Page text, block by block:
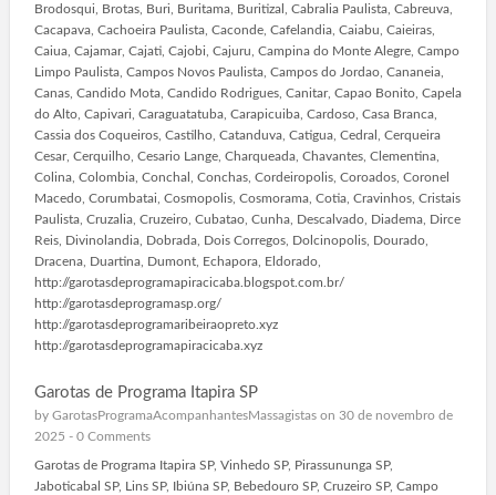
Brodosqui, Brotas, Buri, Buritama, Buritizal, Cabralia Paulista, Cabreuva,
Cacapava, Cachoeira Paulista, Caconde, Cafelandia, Caiabu, Caieiras,
Caiua, Cajamar, Cajati, Cajobi, Cajuru, Campina do Monte Alegre, Campo
Limpo Paulista, Campos Novos Paulista, Campos do Jordao, Cananeia,
Canas, Candido Mota, Candido Rodrigues, Canitar, Capao Bonito, Capela
do Alto, Capivari, Caraguatatuba, Carapicuiba, Cardoso, Casa Branca,
Cassia dos Coqueiros, Castilho, Catanduva, Catigua, Cedral, Cerqueira
Cesar, Cerquilho, Cesario Lange, Charqueada, Chavantes, Clementina,
Colina, Colombia, Conchal, Conchas, Cordeiropolis, Coroados, Coronel
Macedo, Corumbatai, Cosmopolis, Cosmorama, Cotia, Cravinhos, Cristais
Paulista, Cruzalia, Cruzeiro, Cubatao, Cunha, Descalvado, Diadema, Dirce
Reis, Divinolandia, Dobrada, Dois Corregos, Dolcinopolis, Dourado,
Dracena, Duartina, Dumont, Echapora, Eldorado,
http://garotasdeprogramapiracicaba.blogspot.com.br/
http://garotasdeprogramasp.org/
http://garotasdeprogramaribeiraopreto.xyz
http://garotasdeprogramapiracicaba.xyz
Garotas de Programa Itapira SP
by GarotasProgramaAcompanhantesMassagistason 30 de novembro de
2025 - 0 Comments
Garotas de Programa Itapira SP, Vinhedo SP, Pirassununga SP,
Jaboticabal SP, Lins SP, Ibiúna SP, Bebedouro SP, Cruzeiro SP, Campo